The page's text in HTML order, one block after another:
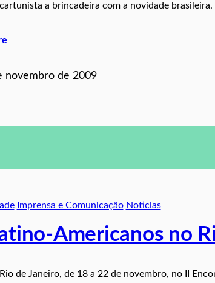
a brincadeira com a novidade brasileira.
novembro de 2009
Imprensa e Comunicação Noticias
Americanos no
de Janeiro, de 18 a 22 de novembro, no II